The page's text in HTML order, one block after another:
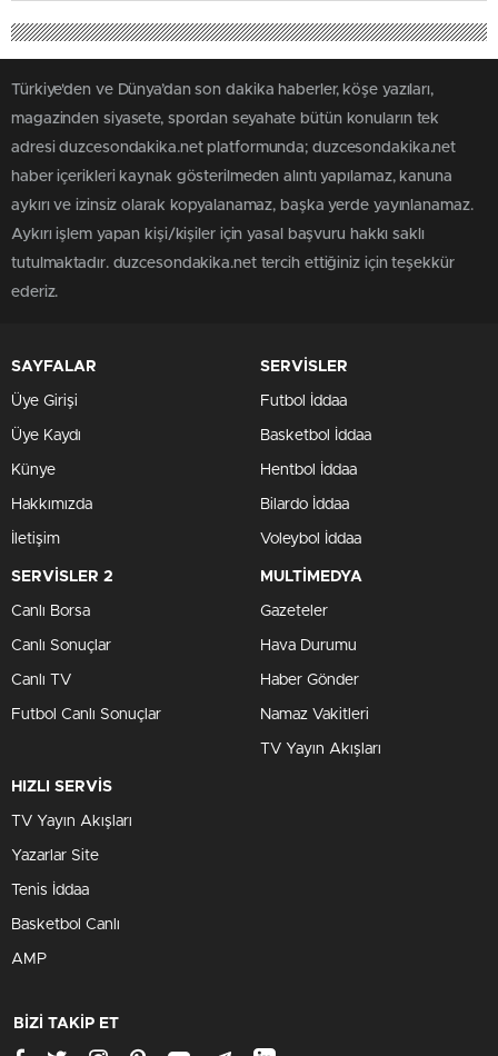
Türkiye'den ve Dünya’dan son dakika haberler, köşe yazıları,
magazinden siyasete, spordan seyahate bütün konuların tek
adresi duzcesondakika.net platformunda; duzcesondakika.net
haber içerikleri kaynak gösterilmeden alıntı yapılamaz, kanuna
aykırı ve izinsiz olarak kopyalanamaz, başka yerde yayınlanamaz.
Aykırı işlem yapan kişi/kişiler için yasal başvuru hakkı saklı
tutulmaktadır. duzcesondakika.net tercih ettiğiniz için teşekkür
ederiz.
SAYFALAR
Üye Girişi
Üye Kaydı
Künye
Hakkımızda
İletişim
SERVİSLER
Futbol İddaa
Basketbol İddaa
Hentbol İddaa
Bilardo İddaa
Voleybol İddaa
SERVİSLER 2
Canlı Borsa
Canlı Sonuçlar
Canlı TV
Futbol Canlı Sonuçlar
MULTİMEDYA
Gazeteler
Hava Durumu
Haber Gönder
Namaz Vakitleri
TV Yayın Akışları
HIZLI SERVİS
TV Yayın Akışları
Yazarlar Site
Tenis İddaa
Basketbol Canlı
AMP
BİZİ TAKİP ET